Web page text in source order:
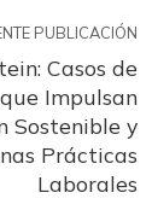
PUBLICACIÓN
Casos de
Impulsan
Sostenible y
Prácticas
Laborales